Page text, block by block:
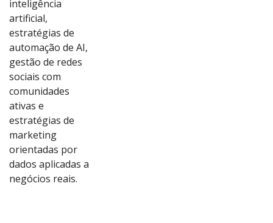
inteligência
artificial,
estratégias de
automação de AI,
gestão de redes
sociais com
comunidades
ativas e
estratégias de
marketing
orientadas por
dados aplicadas a
negócios reais.